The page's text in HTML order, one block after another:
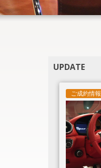
UPDATE
ご成約情報